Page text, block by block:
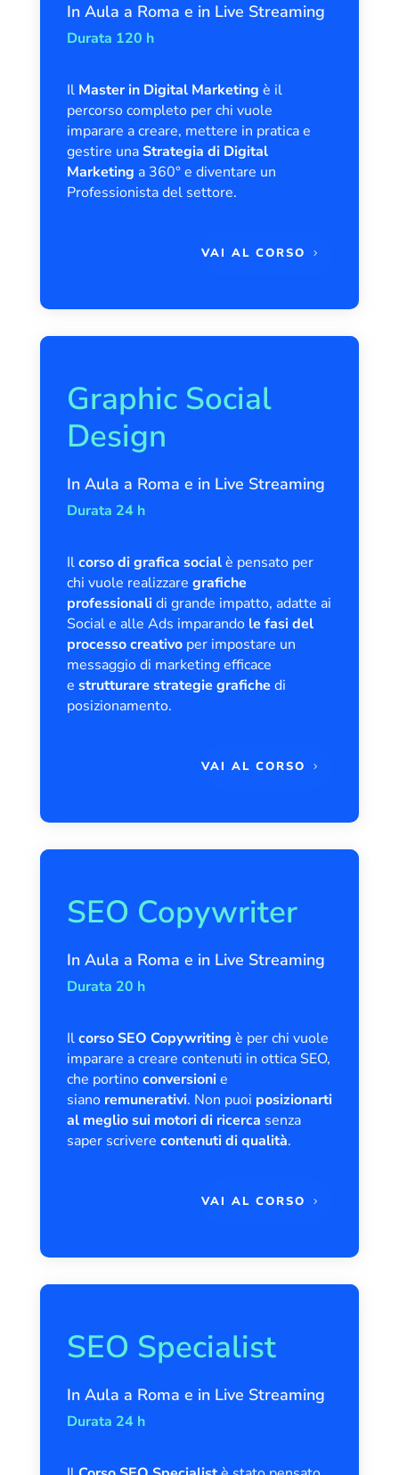
In Aula a Roma e in Live Streaming
Durata 120 h
Il Master in Digital Marketing è il
percorso completo per chi vuole
imparare a creare, mettere in pratica e
gestire unaStrategia di Digital
Marketing a 360° e diventare un
Professionista del settore.
VAI AL CORSO
Graphic Social
Design
In Aula a Roma e in Live Streaming
Durata 24 h
Ilcorso di grafica socialè pensato per
chi vuole realizzare grafiche
professionalidi grande impatto, adatte ai
Social e alle Ads imparando le fasi del
processo creativo per impostare un
messaggio di marketing efficace
e strutturare strategie grafiche di
posizionamento.
VAI AL CORSO
SEO Copywriter
In Aula a Roma e in Live Streaming
Durata 20 h
Ilcorso SEO Copywriting è per chi vuole
imparare a creare contenuti in ottica SEO,
che portinoconversionie
siano remunerativi. Non puoi posizionarti
al meglio sui motori di ricerca senza
saper scrivere contenuti di qualità.
VAI AL CORSO
SEO Specialist
In Aula a Roma e in Live Streaming
Durata 24 h